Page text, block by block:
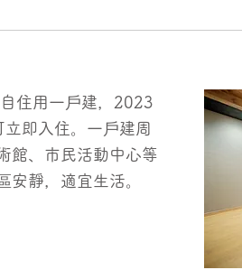
住用一戶建，2023
即入住。一戶建周
館、市民活動中心等
安靜，適宜生活。